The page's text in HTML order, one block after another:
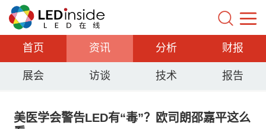
首页 资讯 分析 财报
展会 访谈 技术 报告
美医学会警告LED有“毒”？欧司朗邵嘉平这么